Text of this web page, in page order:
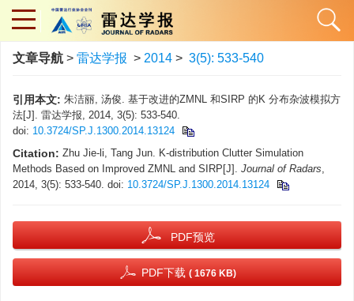
文章导航 > 雷达学报 > 2014 > 3(5): 533-540
引用本文: 朱洁丽, 汤俊. 基于改进的ZMNL 和SIRP 的K 分布杂波模拟方
法[J]. 雷达学报, 2014, 3(5): 533-540.
doi: 10.3724/SP.J.1300.2014.13124
Citation: Zhu Jie-li, Tang Jun. K-distribution Clutter Simulation
Methods Based on Improved ZMNL and SIRP[J]. Journal of Radars,
2014, 3(5): 533-540. doi: 10.3724/SP.J.1300.2014.13124
PDF预览
PDF下载 ( 1676 KB)